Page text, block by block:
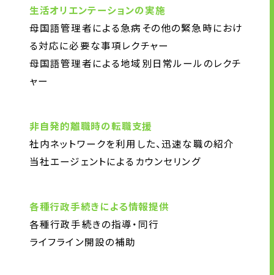
生活オリエンテーションの実施
母国語管理者による急病その他の緊急時におけ
る対応に必要な事項レクチャー
母国語管理者による地域別日常ルールのレクチ
ャー
非自発的離職時の転職支援
社内ネットワークを利用した、迅速な職の紹介
当社エージェントによるカウンセリング
各種行政手続きによる情報提供
各種行政手続きの指導・同行
ライフライン開設の補助